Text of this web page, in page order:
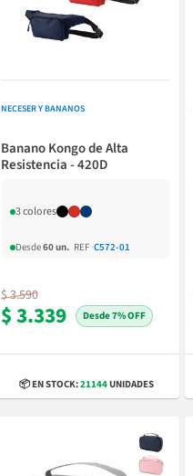
NECESER Y BANANOS
Banano Kongo de Alta
Resistencia - 420D
3 colores
Desde60 un. REF ·C572-01
$ 3.590
$ 3.339 7% OFF
📦 EN STOCK:21144UNIDADES